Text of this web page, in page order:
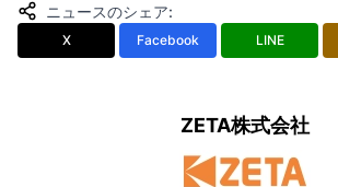
ニュースのシェア:
X Facebook LINE
ZETA株式会社